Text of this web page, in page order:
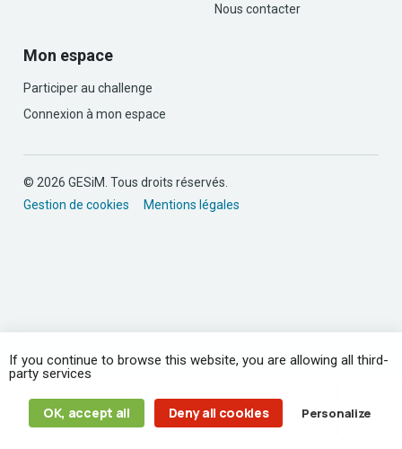
Nous contacter
Mon espace
Participer au challenge
Connexion à mon espace
© 2026 GESiM. Tous droits réservés.
Gestion de cookies
Mentions légales
If you continue to browse this website, you are allowing all third-
party services
OK, accept all Deny all cookies Personalize